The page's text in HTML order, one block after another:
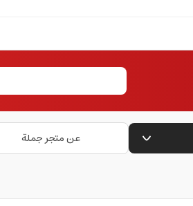
عن متجر جملة